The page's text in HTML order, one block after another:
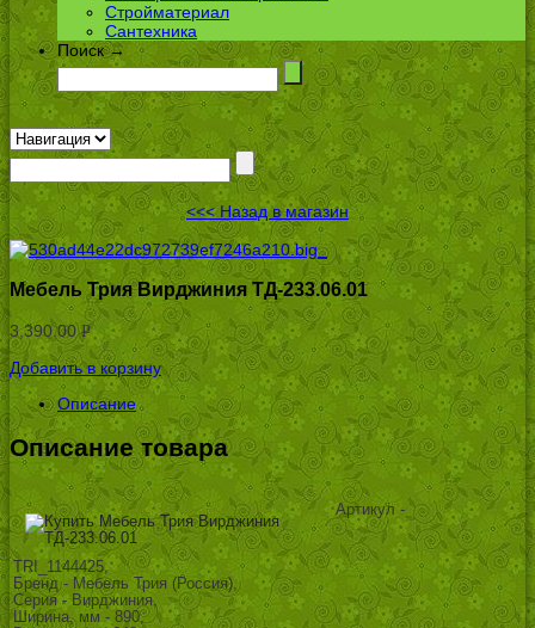
Стройматериал
Сантехника
Поиск →
<<< Назад в магазин
Мебель Трия Вирджиния ТД-233.06.01
3,390.00Р
УБ.
Добавить в корзину
Описание
Описание товара
Артикул -
TRI_1144425,
Бренд - Мебель Трия (Россия),
Серия - Вирджиния,
Ширина, мм - 890,